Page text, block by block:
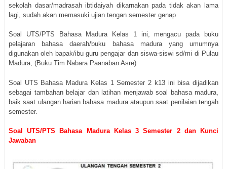
sekolah dasar/madrasah ibtidaiyah dikarnakan pada tidak akan lama
lagi, sudah akan memasuki ujian tengan semester genap
Soal UTS/PTS Bahasa Madura Kelas 1 ini, mengacu pada buku
pelajaran bahasa daerah/buku bahasa madura yang umumnya
digunakan oleh bapak/ibu guru pengajar dan siswa-siswi sd/mi di Pulau
Madura, (Buku Tim Nabara Paanaban Asre)
Soal UTS Bahasa Madura Kelas 1 Semester 2 k13 ini bisa dijadikan
sebagai tambahan belajar dan latihan menjawab soal bahasa madura,
baik saat ulangan harian bahasa madura ataupun saat penilaian tengah
semester.
Soal UTS/PTS Bahasa Madura Kelas 3 Semester 2 dan Kunci
Jawaban